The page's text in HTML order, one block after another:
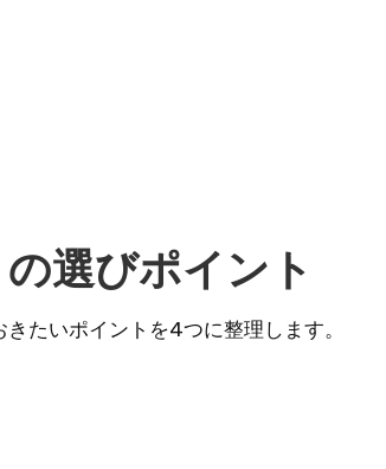
選びポイント
たいポイントを4つに整理します。